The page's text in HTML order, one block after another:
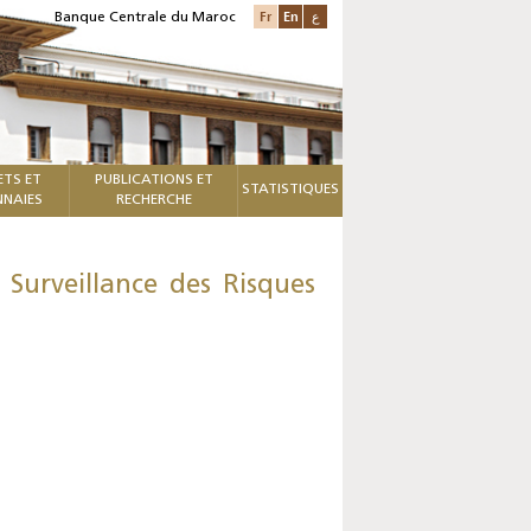
Banque Centrale du Maroc Fr En ع
ET
PUBLICATIONS ET
RECHERCHE
STATISTIQUES
des Risques